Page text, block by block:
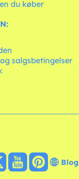
du køber
salgsbetingelser
Blog